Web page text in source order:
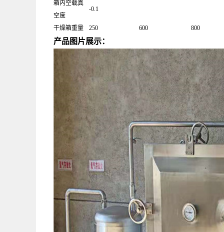
箱内空载真
空度
-0.1
干燥箱重量 250 600 800
产品图片展示：